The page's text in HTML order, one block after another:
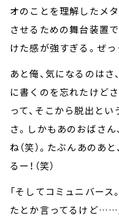
オのことを理解したメ
させるための舞台装置
けた感が強すぎる。ぜっ
あと俺、気になるのはさ
に書くのを忘れたけど
って、そこから脱出と
さ。しかもあのおばさ
ね（笑）。たぶんあのあ
るー！（笑）
「そしてコミュニバー
たとか言ってるけど……